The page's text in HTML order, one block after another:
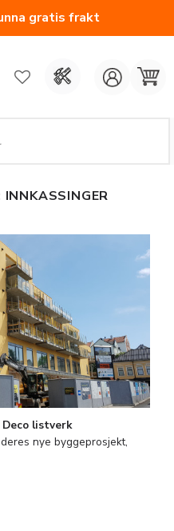
gratis frakt
INNKASSINGER
listverk
nye byggeprosjekt,